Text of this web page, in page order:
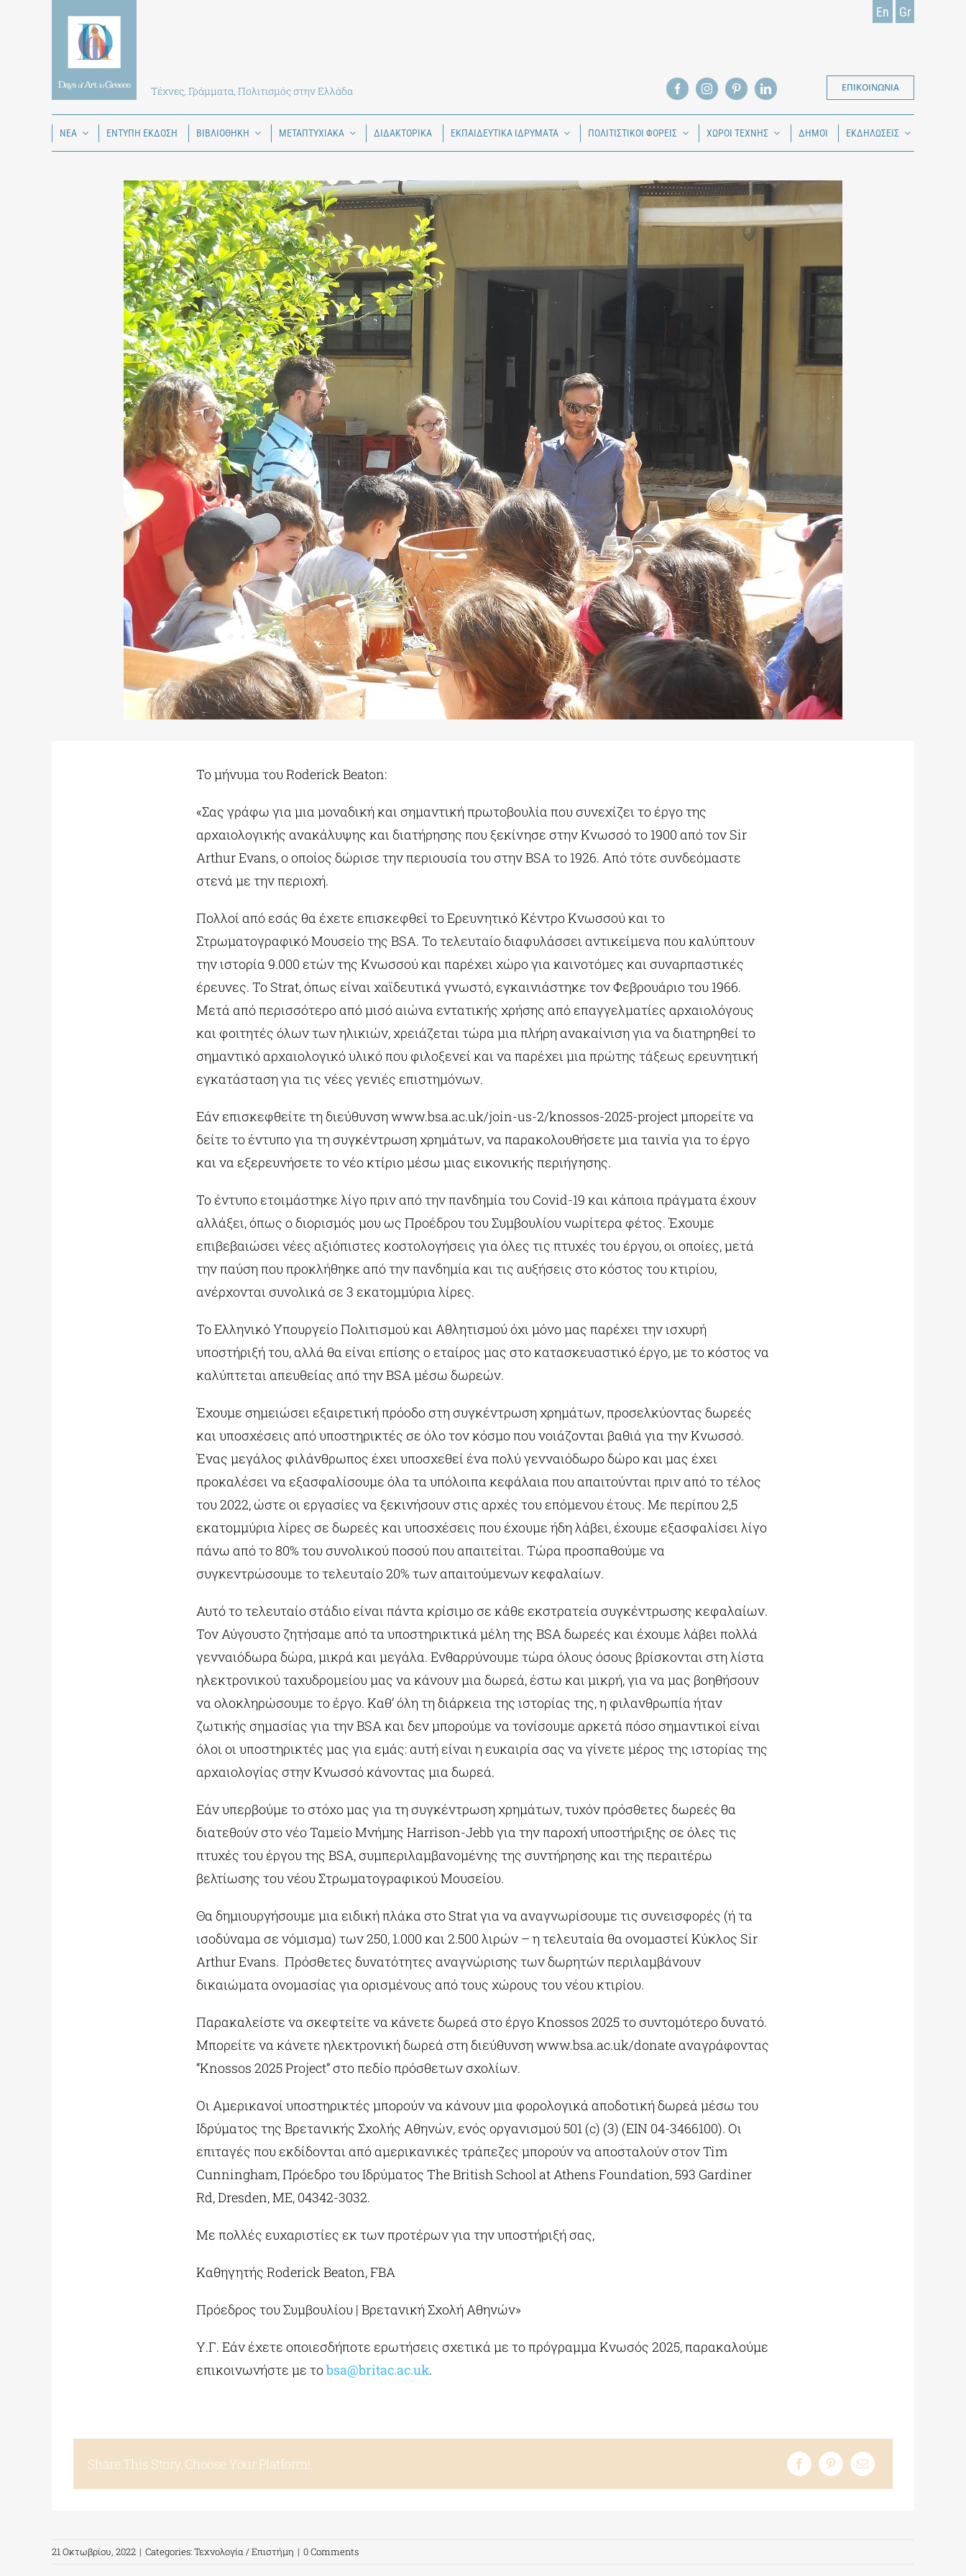
Τέχνες, Γράμματα, Πολιτισμός στην Ελλάδα
En Gr
ΕΠΙΚΟΙΝΩΝΙΑ
ΝΕΑ ΕΝΤΥΠΗ ΕΚΔΟΣΗ ΒΙΒΛΙΟΘΗΚΗ ΜΕΤΑΠΤΥΧΙΑΚΑ ΔΙΔΑΚΤΟΡΙΚΑ ΕΚΠΑΙΔΕΥΤΙΚΑ ΙΔΡΥΜΑΤΑ ΠΟΛΙΤΙΣΤΙΚΟΙ ΦΟΡΕΙΣ ΧΩΡΟΙ ΤΕΧΝΗΣ ΔΗΜΟΙ ΕΚΔΗΛΩΣΕΙΣ
Το μήνυμα του Roderick Beaton:
«Σας γράφω για μια μοναδική και σημαντική πρωτοβουλία που συνεχίζει το έργο της
αρχαιολογικής ανακάλυψης και διατήρησης που ξεκίνησε στην Κνωσσό το 1900 από τον Sir
Arthur Evans, ο οποίος δώρισε την περιουσία του στην BSA το 1926. Από τότε συνδεόμαστε
στενά με την περιοχή.
Πολλοί από εσάς θα έχετε επισκεφθεί το Ερευνητικό Κέντρο Κνωσσού και το
Στρωματογραφικό Μουσείο της BSA. Το τελευταίο διαφυλάσσει αντικείμενα που καλύπτουν
την ιστορία 9.000 ετών της Κνωσσού και παρέχει χώρο για καινοτόμες και συναρπαστικές
έρευνες. Το Strat, όπως είναι χαϊδευτικά γνωστό, εγκαινιάστηκε τον Φεβρουάριο του 1966.
Μετά από περισσότερο από μισό αιώνα εντατικής χρήσης από επαγγελματίες αρχαιολόγους
και φοιτητές όλων των ηλικιών, χρειάζεται τώρα μια πλήρη ανακαίνιση για να διατηρηθεί το
σημαντικό αρχαιολογικό υλικό που φιλοξενεί και να παρέχει μια πρώτης τάξεως ερευνητική
εγκατάσταση για τις νέες γενιές επιστημόνων.
Εάν επισκεφθείτε τη διεύθυνση www.bsa.ac.uk/join-us-2/knossos-2025-project μπορείτε να
δείτε το έντυπο για τη συγκέντρωση χρημάτων, να παρακολουθήσετε μια ταινία για το έργο
και να εξερευνήσετε το νέο κτίριο μέσω μιας εικονικής περιήγησης.
Το έντυπο ετοιμάστηκε λίγο πριν από την πανδημία του Covid-19 και κάποια πράγματα έχουν
αλλάξει, όπως ο διορισμός μου ως Προέδρου του Συμβουλίου νωρίτερα φέτος. Έχουμε
επιβεβαιώσει νέες αξιόπιστες κοστολογήσεις για όλες τις πτυχές του έργου, οι οποίες, μετά
την παύση που προκλήθηκε από την πανδημία και τις αυξήσεις στο κόστος του κτιρίου,
ανέρχονται συνολικά σε 3 εκατομμύρια λίρες.
Το Ελληνικό Υπουργείο Πολιτισμού και Αθλητισμού όχι μόνο μας παρέχει την ισχυρή
υποστήριξή του, αλλά θα είναι επίσης ο εταίρος μας στο κατασκευαστικό έργο, με το κόστος να
καλύπτεται απευθείας από την BSA μέσω δωρεών.
Έχουμε σημειώσει εξαιρετική πρόοδο στη συγκέντρωση χρημάτων, προσελκύοντας δωρεές
και υποσχέσεις από υποστηρικτές σε όλο τον κόσμο που νοιάζονται βαθιά για την Κνωσσό.
Ένας μεγάλος φιλάνθρωπος έχει υποσχεθεί ένα πολύ γενναιόδωρο δώρο και μας έχει
προκαλέσει να εξασφαλίσουμε όλα τα υπόλοιπα κεφάλαια που απαιτούνται πριν από το τέλος
του 2022, ώστε οι εργασίες να ξεκινήσουν στις αρχές του επόμενου έτους. Με περίπου 2,5
εκατομμύρια λίρες σε δωρεές και υποσχέσεις που έχουμε ήδη λάβει, έχουμε εξασφαλίσει λίγο
πάνω από το 80% του συνολικού ποσού που απαιτείται. Τώρα προσπαθούμε να
συγκεντρώσουμε το τελευταίο 20% των απαιτούμενων κεφαλαίων.
Αυτό το τελευταίο στάδιο είναι πάντα κρίσιμο σε κάθε εκστρατεία συγκέντρωσης κεφαλαίων.
Τον Αύγουστο ζητήσαμε από τα υποστηρικτικά μέλη της BSA δωρεές και έχουμε λάβει πολλά
γενναιόδωρα δώρα, μικρά και μεγάλα. Ενθαρρύνουμε τώρα όλους όσους βρίσκονται στη λίστα
ηλεκτρονικού ταχυδρομείου μας να κάνουν μια δωρεά, έστω και μικρή, για να μας βοηθήσουν
να ολοκληρώσουμε το έργο. Καθ’ όλη τη διάρκεια της ιστορίας της, η φιλανθρωπία ήταν
ζωτικής σημασίας για την BSA και δεν μπορούμε να τονίσουμε αρκετά πόσο σημαντικοί είναι
όλοι οι υποστηρικτές μας για εμάς: αυτή είναι η ευκαιρία σας να γίνετε μέρος της ιστορίας της
αρχαιολογίας στην Κνωσσό κάνοντας μια δωρεά.
Εάν υπερβούμε το στόχο μας για τη συγκέντρωση χρημάτων, τυχόν πρόσθετες δωρεές θα
διατεθούν στο νέο Ταμείο Μνήμης Harrison-Jebb για την παροχή υποστήριξης σε όλες τις
πτυχές του έργου της BSA, συμπεριλαμβανομένης της συντήρησης και της περαιτέρω
βελτίωσης του νέου Στρωματογραφικού Μουσείου.
Θα δημιουργήσουμε μια ειδική πλάκα στο Strat για να αναγνωρίσουμε τις συνεισφορές (ή τα
ισοδύναμα σε νόμισμα) των 250, 1.000 και 2.500 λιρών – η τελευταία θα ονομαστεί Κύκλος Sir
Arthur Evans. Πρόσθετες δυνατότητες αναγνώρισης των δωρητών περιλαμβάνουν
δικαιώματα ονομασίας για ορισμένους από τους χώρους του νέου κτιρίου.
Παρακαλείστε να σκεφτείτε να κάνετε δωρεά στο έργο Knossos 2025 το συντομότερο δυνατό.
Μπορείτε να κάνετε ηλεκτρονική δωρεά στη διεύθυνση www.bsa.ac.uk/donate αναγράφοντας
“Knossos 2025 Project” στο πεδίο πρόσθετων σχολίων.
Οι Αμερικανοί υποστηρικτές μπορούν να κάνουν μια φορολογικά αποδοτική δωρεά μέσω του
Ιδρύματος της Βρετανικής Σχολής Αθηνών, ενός οργανισμού 501 (c) (3) (EIN 04-3466100). Οι
επιταγές που εκδίδονται από αμερικανικές τράπεζες μπορούν να αποσταλούν στον Tim
Cunningham, Πρόεδρο του Ιδρύματος The British School at Athens Foundation, 593 Gardiner
Rd, Dresden, ME, 04342-3032.
Με πολλές ευχαριστίες εκ των προτέρων για την υποστήριξή σας,
Καθηγητής Roderick Beaton, FBA
Πρόεδρος του Συμβουλίου | Βρετανική Σχολή Αθηνών»
Υ.Γ. Εάν έχετε οποιεσδήποτε ερωτήσεις σχετικά με το πρόγραμμα Κνωσός 2025, παρακαλούμε
επικοινωνήστε με τοbsa@britac.ac.uk.
Share This Story, Choose Your Platform!
21 Οκτωβρίου, 2022 | Categories:Τεχνολογία / Επιστήμη | 0 Comments